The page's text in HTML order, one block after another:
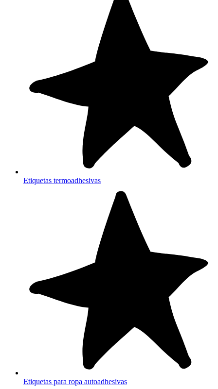
Etiquetas termoadhesivas
Etiquetas para ropa autoadhesivas